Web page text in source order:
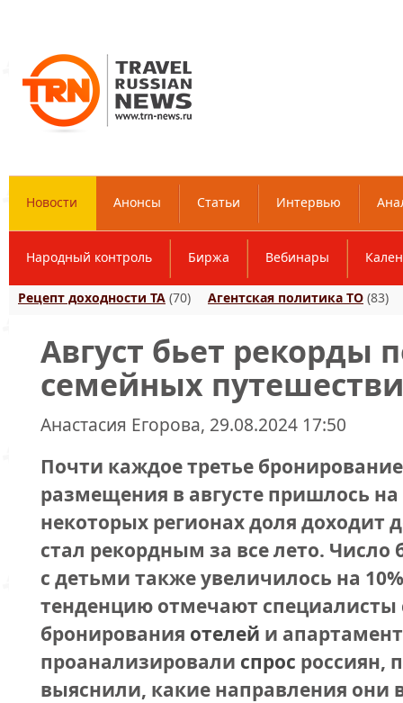
Новости Анонсы Статьи Интервью
Народный контроль Биржа Вебинары
Рецепт доходности ТА (70) Агентская политика ТО (83)
Август бьет рекорды
семейных
Анастасия Егорова, 29.08.2024 17:50
Почти каждое третье
размещения в августе пришлось на
некоторых регионах доля доходит
стал рекордным за все лето. Число
с детьми также увеличилось на
тенденцию отмечают специалисты
бронирования отелей и
проанализировали спрос россиян,
выяснили, какие направления они